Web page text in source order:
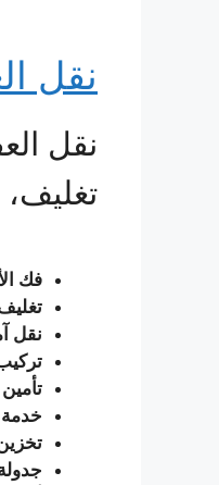
نقل
نقل
فك
نقل
خدمة